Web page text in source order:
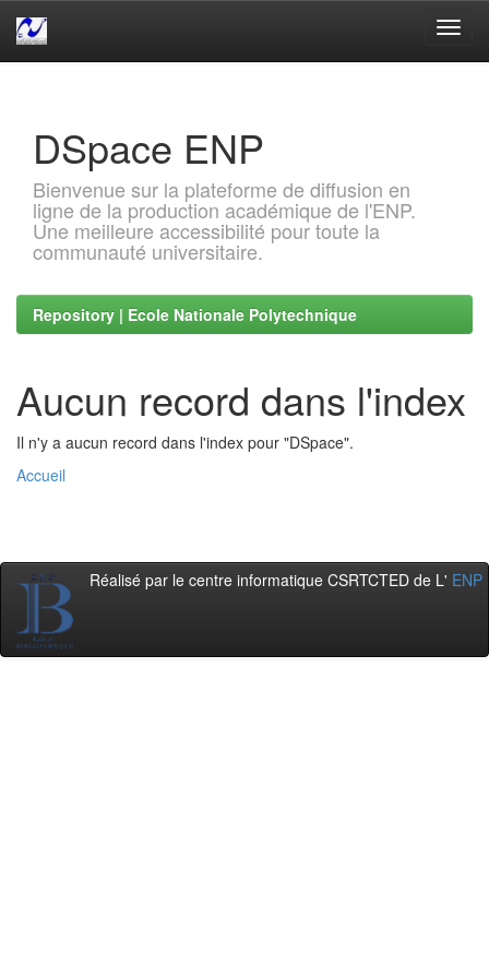
DSpace ENP
Bienvenue sur la plateforme de diffusion en
ligne de la production académique de l'ENP.
Une meilleure accessibilité pour toute la
communauté universitaire.
Repository | Ecole Nationale Polytechnique
Aucun record dans l'index
Il n'y a aucun record dans l'index pour "DSpace".
Accueil
Réalisé par le centre informatique CSRTCTED de L' ENP